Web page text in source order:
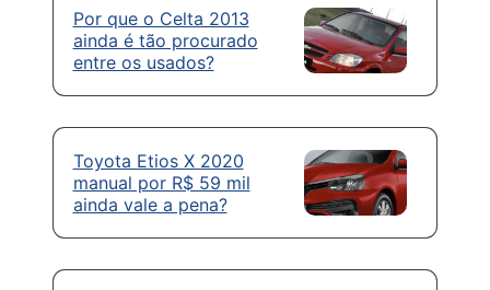
Por que o Celta 2013
ainda é tão procurado
entre os usados?
Toyota Etios X 2020
manual por R$ 59 mil
ainda vale a pena?